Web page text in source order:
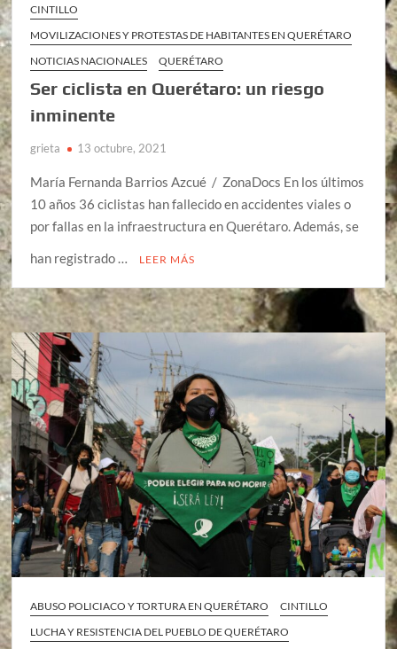
CINTILLO
MOVILIZACIONES Y PROTESTAS DE HABITANTES EN QUERÉTARO
NOTICIAS NACIONALES
QUERÉTARO
Ser ciclista en Querétaro: un riesgo
inminente
grieta 13 octubre, 2021
María Fernanda Barrios Azcué / ZonaDocs En los últimos
10 años 36 ciclistas han fallecido en accidentes viales o
por fallas en la infraestructura en Querétaro. Además, se
han registrado …
LEER MÁS
ABUSO POLICIACO Y TORTURA EN QUERÉTARO
CINTILLO
LUCHA Y RESISTENCIA DEL PUEBLO DE QUERÉTARO